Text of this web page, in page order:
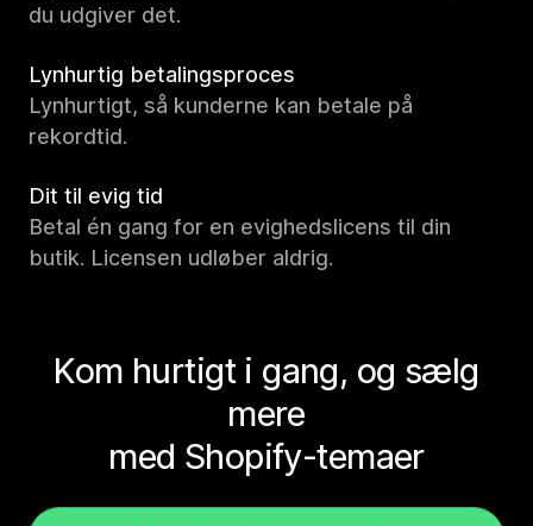
du udgiver det.
Lynhurtig betalingsproces
Lynhurtigt, så kunderne kan betale på
rekordtid.
Dit til evig tid
Betal én gang for en evighedslicens til din
butik. Licensen udløber aldrig.
Kom hurtigt i gang, og sælg
mere
med Shopify-temaer